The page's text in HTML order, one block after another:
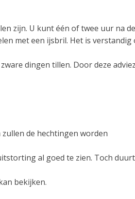
zijn. U kunt één of twee uur na de
met een ijsbril. Het is verstandig
dingen tillen. Door deze
de hechtingen worden
al goed te zien. Toch duurt
bekijken.